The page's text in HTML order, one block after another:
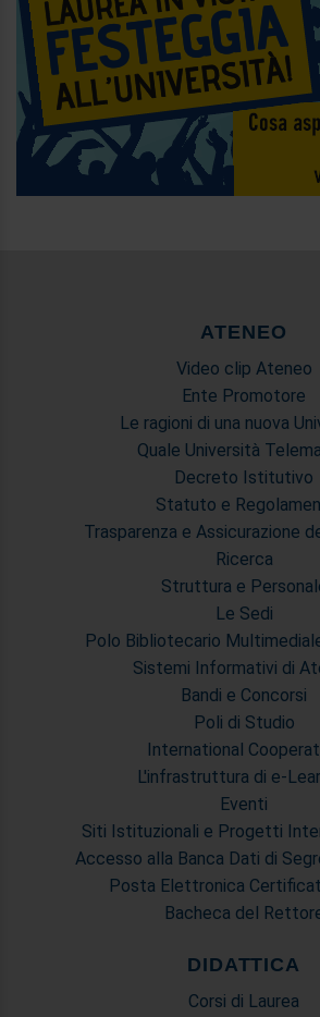
ATENEO
Video clip Ateneo
Ente Promotore
Le ragioni di una nuova
Quale Università
Decreto Istitutivo
Statuto e
Trasparenza e Assicurazione
Ricerca
Struttura e
Le Sedi
Polo Bibliotecario
Sistemi Informativi di
Bandi e Concorsi
Poli di Studio
International
L'infrastruttura di e-
Eventi
Siti Istituzionali e Progetti
Accesso alla Banca Dati di
Posta Elettronica
Bacheca del
DIDATTICA
Corsi di Laurea